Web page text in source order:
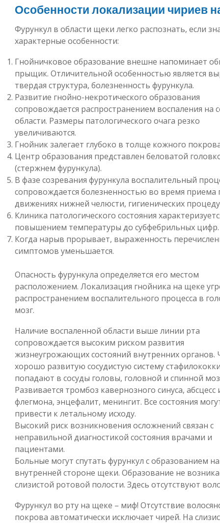
Особенности локализации чириев
Фурункул в области щеки легко распознать, если
характерные особенности:
Гнойничковое образование внешне напоминает
прыщик. Отличительной особенностью является
твердая структура, болезненность фурункула.
Развитие гнойно-некротического образования
сопровождается распространением воспаления на
области. Размеры патологического очага резко
увеличиваются.
Гнойник залегает глубоко в толще кожного
Центр образования представлен беловатой
(стержнем фурункула).
В фазе созревания фурункула воспалительный
сопровождается болезненностью во время
движениях нижней челюсти, гигиенических
Клиника патологического состояния
повышением температуры до субфебрильных цифр.
Когда нарыв прорывает, выраженность
симптомов уменьшается.
Опасность фурункула определяется его местом
расположением. Локализация гнойника на щеке
распространением воспалительного процесса в
мозг.
Наличие воспаленной области выше линии рта
сопровождается высоким риском развития
жизнеугрожающих состояний внутренних органов.
хорошо развитую сосудистую систему
попадают в сосуды головы, головной и спинной
Развивается тромбоз кавернозного синуса, абсцесс
флегмона, энцефалит, менингит. Все состояния
привести к летальному исходу.
Высокий риск возникновения осложнений связан с
неправильной диагностикой состояния врачами и
пациентами.
Больные могут спутать фурункул с образованием на
внутренней стороне щеки. Образование не
слизистой ротовой полости. Здесь отсутствуют
Фурункул во рту на щеке – миф! Отсутствие
покрова автоматически исключает чирей. На